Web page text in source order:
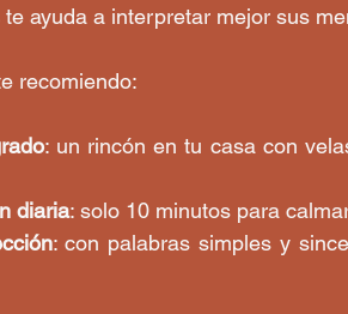
ayuda a interpretar mejor sus
recomiendo:
: un rincón en tu casa con
diaria: solo 10 minutos para
: con palabras simples y